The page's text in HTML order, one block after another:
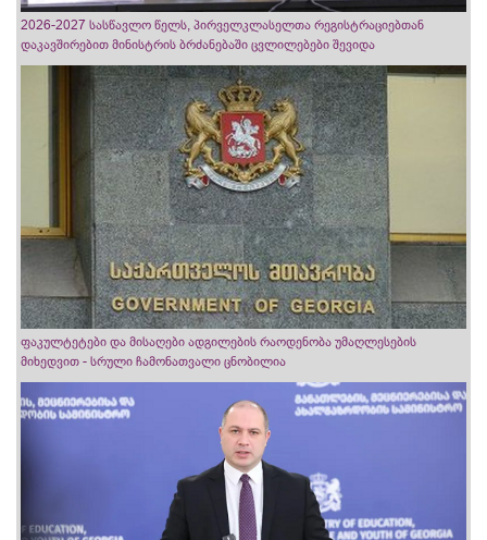
2026-2027 სასწავლო წელს, პირველკლასელთა რეგისტრაციებთან
დაკავშირებით მინისტრის ბრძანებაში ცვლილებები შევიდა
ფაკულტეტები და მისაღები ადგილების რაოდენობა უმაღლესების
მიხედვით - სრული ჩამონათვალი ცნობილია